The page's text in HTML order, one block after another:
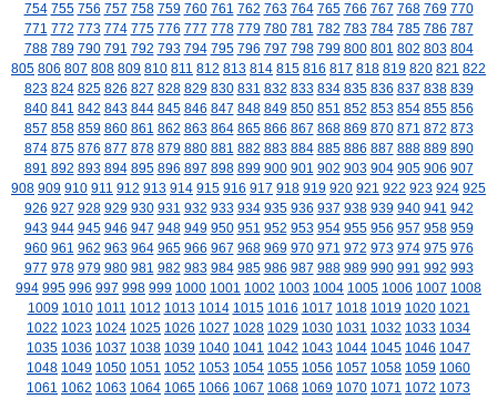
754 755 756 757 758 759 760 761 762 763 764 765 766 767 768 769 770
771 772 773 774 775 776 777 778 779 780 781 782 783 784 785 786 787
788 789 790 791 792 793 794 795 796 797 798 799 800 801 802 803 804
805 806 807 808 809 810 811 812 813 814 815 816 817 818 819 820 821 822
823 824 825 826 827 828 829 830 831 832 833 834 835 836 837 838 839
840 841 842 843 844 845 846 847 848 849 850 851 852 853 854 855 856
857 858 859 860 861 862 863 864 865 866 867 868 869 870 871 872 873
874 875 876 877 878 879 880 881 882 883 884 885 886 887 888 889 890
891 892 893 894 895 896 897 898 899 900 901 902 903 904 905 906 907
908 909 910 911 912 913 914 915 916 917 918 919 920 921 922 923 924 925
926 927 928 929 930 931 932 933 934 935 936 937 938 939 940 941 942
943 944 945 946 947 948 949 950 951 952 953 954 955 956 957 958 959
960 961 962 963 964 965 966 967 968 969 970 971 972 973 974 975 976
977 978 979 980 981 982 983 984 985 986 987 988 989 990 991 992 993
994 995 996 997 998 999 1000 1001 1002 1003 1004 1005 1006 1007 1008
1009 1010 1011 1012 1013 1014 1015 1016 1017 1018 1019 1020 1021
1022 1023 1024 1025 1026 1027 1028 1029 1030 1031 1032 1033 1034
1035 1036 1037 1038 1039 1040 1041 1042 1043 1044 1045 1046 1047
1048 1049 1050 1051 1052 1053 1054 1055 1056 1057 1058 1059 1060
1061 1062 1063 1064 1065 1066 1067 1068 1069 1070 1071 1072 1073